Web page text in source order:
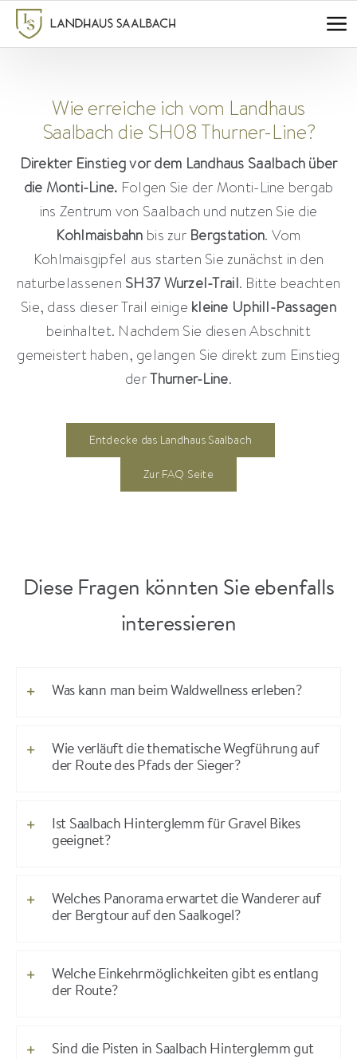
Zum
Inhalt
Wie erreiche ich vom Landhaus
Saalbach die SH08 Thurner-Line?
Direkter Einstieg vor dem Landhaus Saalbach über
die Monti-Line. Folgen Sie der Monti-Line bergab
ins Zentrum von Saalbach und nutzen Sie die
Kohlmaisbahn bis zur Bergstation. Vom
Kohlmaisgipfel aus starten Sie zunächst in den
naturbelassenen SH37 Wurzel-Trail. Bitte beachten
Sie, dass dieser Trail einige kleine Uphill-Passagen
beinhaltet. Nachdem Sie diesen Abschnitt
gemeistert haben, gelangen Sie direkt zum Einstieg
derThurner-Line.
Entdecke das Landhaus Saalbach
Zur FAQ Seite
Diese Fragen könnten Sie ebenfalls
interessieren
Was kann man beim Waldwellness erleben?
Wie verläuft die thematische Wegführung auf
der Route des Pfads der Sieger?
Ist Saalbach Hinterglemm für Gravel Bikes
geeignet?
Welches Panorama erwartet die Wanderer auf
der Bergtour auf den Saalkogel?
Welche Einkehrmöglichkeiten gibt es entlang
der Route?
Sind die Pisten in Saalbach Hinterglemm gut